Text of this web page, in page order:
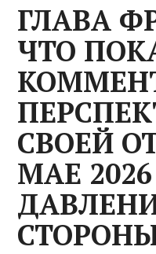
ГЛАВА
ЧТО
СВОЕЙ
МАЕ